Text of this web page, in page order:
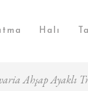
Halı
Ahşap Ayaklı